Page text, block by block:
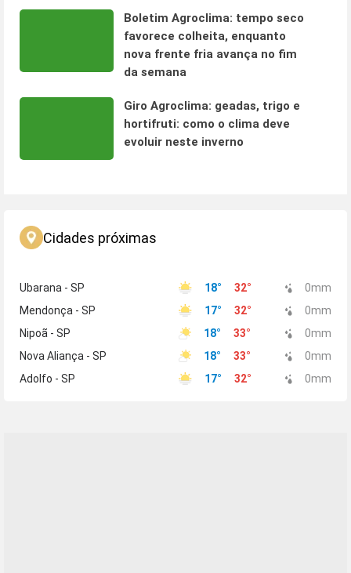
Boletim Agroclima: tempo seco
favorece colheita, enquanto
nova frente fria avança no fim
da semana
Giro Agroclima: geadas, trigo e
hortifruti: como o clima deve
evoluir neste inverno
Cidades próximas
Ubarana - SP 18° 32° 0mm
Mendonça - SP
17° 32° 0mm
Nipoã - SP
18° 33° 0mm
Nova Aliança - SP
18° 33° 0mm
Adolfo - SP
17° 32° 0mm